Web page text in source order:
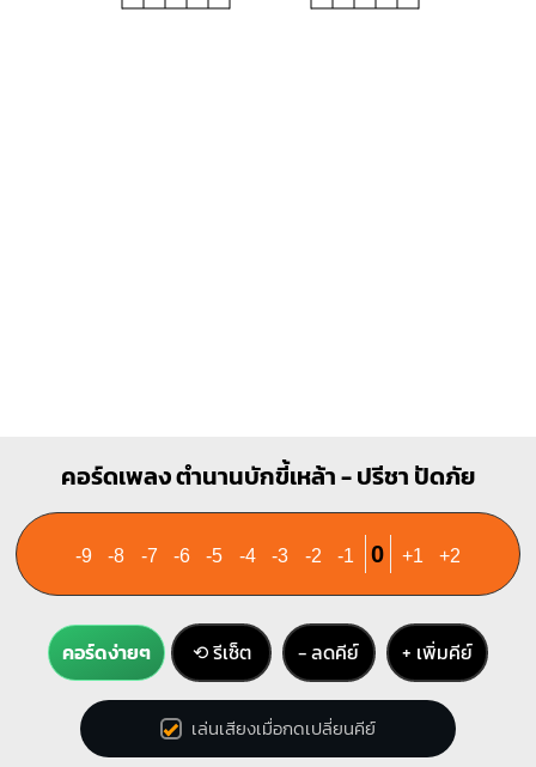
คอร์ดเพลง ตำนานบักขี้เหล้า - ปรีชา ปัดภัย
-9 -8 -7 -6 -5 -4 -3 -2 -1 0 +1 +2
คอร์ดง่ายๆ ⟲ รีเซ็ต − ลดคีย์ + เพิ่มคีย์
เล่นเสียงเมื่อกดเปลี่ยนคีย์